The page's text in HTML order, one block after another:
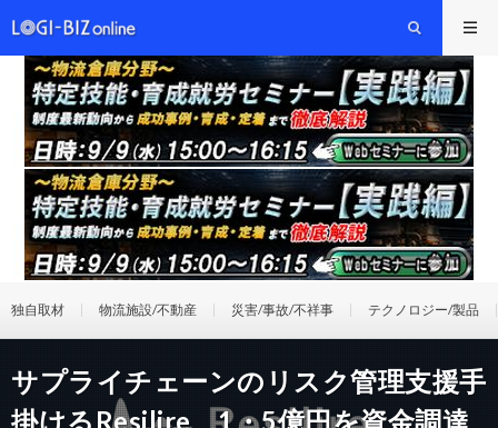
独自取材 物流施設/不動産 災害/事故/不祥事 テクノロジー/製品
サプライチェーンのリスク管理支援手
掛けるResilire、1・5億円を資金調達